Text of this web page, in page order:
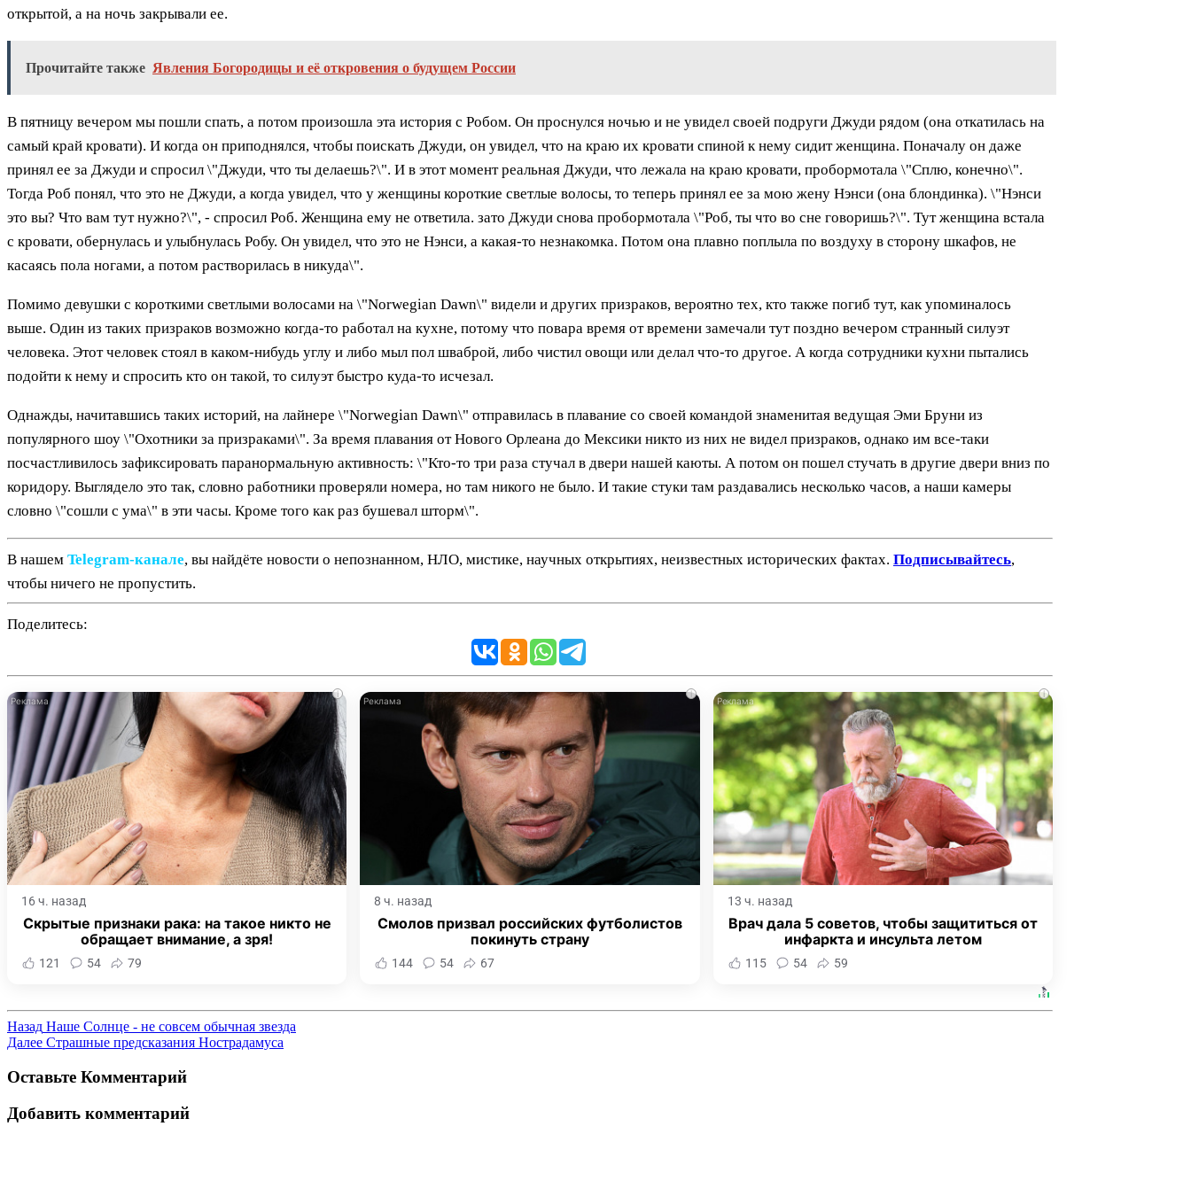
открытой, а на ночь закрывали ее.
Прочитайте также Явления Богородицы и её откровения о будущем России
В пятницу вечером мы пошли спать, а потом произошла эта история с Робом. Он проснулся ночью и не увидел своей подруги Джуди рядом (она откатилась на
самый край кровати). И когда он приподнялся, чтобы поискать Джуди, он увидел, что на краю их кровати спиной к нему сидит женщина. Поначалу он даже
принял ее за Джуди и спросил \"Джуди, что ты делаешь?\". И в этот момент реальная Джуди, что лежала на краю кровати, пробормотала \"Сплю, конечно\".
Тогда Роб понял, что это не Джуди, а когда увидел, что у женщины короткие светлые волосы, то теперь принял ее за мою жену Нэнси (она блондинка). \"Нэнси
это вы? Что вам тут нужно?\", - спросил Роб. Женщина ему не ответила. зато Джуди снова пробормотала \"Роб, ты что во сне говоришь?\". Тут женщина встала
с кровати, обернулась и улыбнулась Робу. Он увидел, что это не Нэнси, а какая-то незнакомка. Потом она плавно поплыла по воздуху в сторону шкафов, не
касаясь пола ногами, а потом растворилась в никуда\".
Помимо девушки с короткими светлыми волосами на \"Norwegian Dawn\" видели и других призраков, вероятно тех, кто также погиб тут, как упоминалось
выше. Один из таких призраков возможно когда-то работал на кухне, потому что повара время от времени замечали тут поздно вечером странный силуэт
человека. Этот человек стоял в каком-нибудь углу и либо мыл пол шваброй, либо чистил овощи или делал что-то другое. А когда сотрудники кухни пытались
подойти к нему и спросить кто он такой, то силуэт быстро куда-то исчезал.
Однажды, начитавшись таких историй, на лайнере \"Norwegian Dawn\" отправилась в плавание со своей командой знаменитая ведущая Эми Бруни из
популярного шоу \"Охотники за призраками\". За время плавания от Нового Орлеана до Мексики никто из них не видел призраков, однако им все-таки
посчастливилось зафиксировать паранормальную активность: \"Кто-то три раза стучал в двери нашей каюты. А потом он пошел стучать в другие двери вниз по
коридору. Выглядело это так, словно работники проверяли номера, но там никого не было. И такие стуки там раздавались несколько часов, а наши камеры
словно \"сошли с ума\" в эти часы. Кроме того как раз бушевал шторм\".
В нашем Telegram‑канале, вы найдёте новости о непознанном, НЛО, мистике, научных открытиях, неизвестных исторических фактах. Подписывайтесь,
чтобы ничего не пропустить.
Поделитесь:
i
16 ч. назад
Скрытые признаки рака: на такое никто не
обращает внимание, а зря!
121 54 79
i
8 ч. назад
Смолов призвал российских футболистов
покинуть страну
144 54 67
i
13 ч. назад
Врач дала 5 советов, чтобы защититься от
инфаркта и инсульта летом
115 54 59
Назад Наше Солнце - не совсем обычная звезда
Далее Страшные предсказания Нострадамуса
Оставьте Комментарий
Добавить комментарий